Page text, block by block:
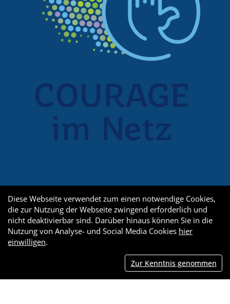
Diese Webseite verwendet zum einen notwendige Cookies,
die zur Nutzung der Webseite zwingend erforderlich und
nicht deaktivierbar sind. Darüber hinaus können Sie in die
Nutzung von Analyse- und Social Media Cookies hier
einwilligen.
Zur Kenntnis genommen